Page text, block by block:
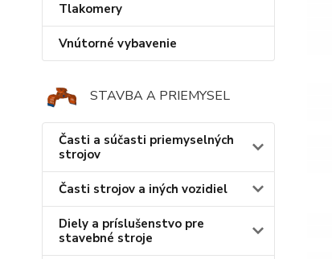
Tlakomery
Vnútorné vybavenie
STAVBA A PRIEMYSEL
Časti a súčasti priemyselných
strojov
Časti strojov a iných vozidiel
Diely a príslušenstvo pre
stavebné stroje